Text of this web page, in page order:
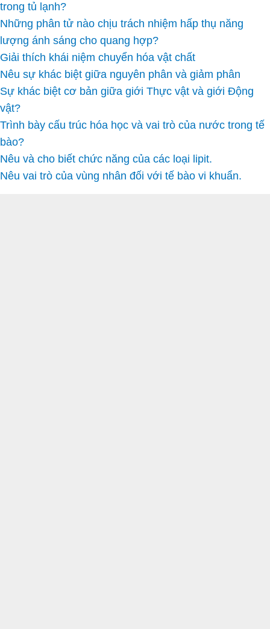
trong tủ lạnh?
Những phân tử nào chịu trách nhiệm hấp thụ năng
lượng ánh sáng cho quang hợp?
Giải thích khái niệm chuyển hóa vật chất
Nêu sự khác biệt giữa nguyên phân và giảm phân
Sự khác biệt cơ bản giữa giới Thực vật và giới Động
vật?
Trình bày cấu trúc hóa học và vai trò của nước trong tế
bào?
Nêu và cho biết chức năng của các loại lipit.
Nêu vai trò của vùng nhân đối với tế bào vi khuẩn.